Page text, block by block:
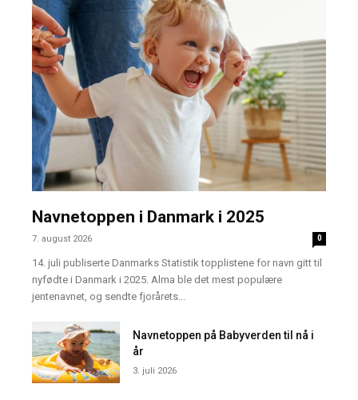
Navnetoppen i Danmark i 2025
7. august 2026 0
14. juli publiserte Danmarks Statistik topplistene for navn gitt til
nyfødte i Danmark i 2025. Alma ble det mest populære
jentenavnet, og sendte fjorårets...
Navnetoppen på Babyverden til nå i
år
3. juli 2026